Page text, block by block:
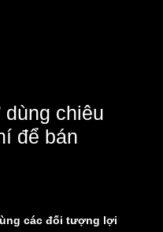
Dấu ấn VOV
Việc làm
Biển đảo
dùng chiêu
để bán
các đối tượng lợi